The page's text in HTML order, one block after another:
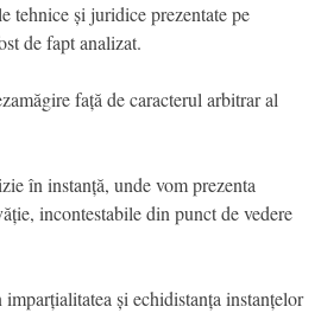
tehnice și juridice prezentate pe
de fapt analizat.
față de caracterul arbitrar al
în instanță, unde vom prezenta
incontestabile din punct de vedere
și echidistanța instanțelor